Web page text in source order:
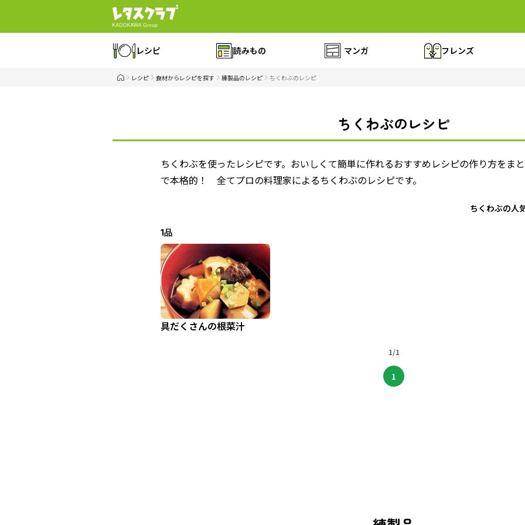
レシピ 読みもの マンガ フレンズ
レシピ 食材からレシピを探す 練製品のレシピ ちくわぶのレシピ
ちくわぶのレシピ
ちくわぶを使ったレシピです。おいしくて簡単に作れるおすすめレシピの作り方をま
で本格的！ 全てプロの料理家によるちくわぶのレシピです。
ちくわぶの人
1品
具だくさんの根菜汁
1/1
1